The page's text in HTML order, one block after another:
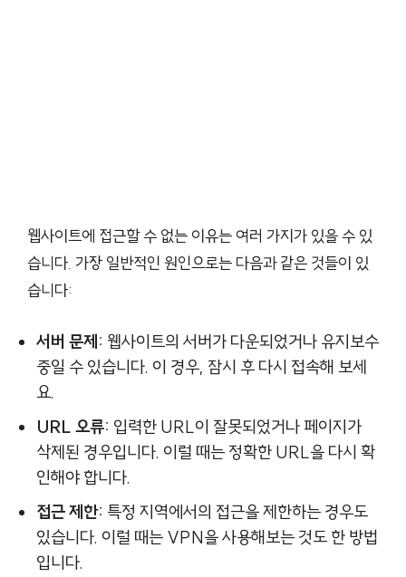
웹사이트에 접근할 수 없는 이유는 여러 가지가 있을 수 있
습니다. 가장 일반적인 원인으로는 다음과 같은 것들이 있
습니다:
서버 문제: 웹사이트의 서버가 다운되었거나 유지보수
중일 수 있습니다. 이 경우, 잠시 후 다시 접속해 보세
요.
URL 오류: 입력한 URL이 잘못되었거나 페이지가
삭제된 경우입니다. 이럴 때는 정확한 URL을 다시 확
인해야 합니다.
접근 제한: 특정 지역에서의 접근을 제한하는 경우도
있습니다. 이럴 때는 VPN을 사용해보는 것도 한 방법
입니다.